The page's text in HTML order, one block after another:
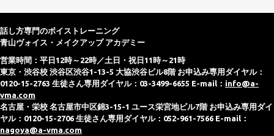
話し方専門のボイストレーニング
青山ヴォイス・メイクアップ アカデミー
営業時間：平日12時～22時／土日・祝日11時～21時
東京・渋谷校 渋谷区渋谷1-13-5 大協渋谷ビル8階 お申込み専用ダイヤル：
0120-15-2763 生徒さん専用ダイヤル：03-3499-6655 E-mail： info@a-
vma.com
名古屋・栄校 名古屋市中区錦3-15-1 ユース栄宮地ビル7階 お申込み専用ダイ
ヤル：0120-15-2706 生徒さん専用ダイヤル：052-961-7566 E-mail：
nagoya@a-vma.com